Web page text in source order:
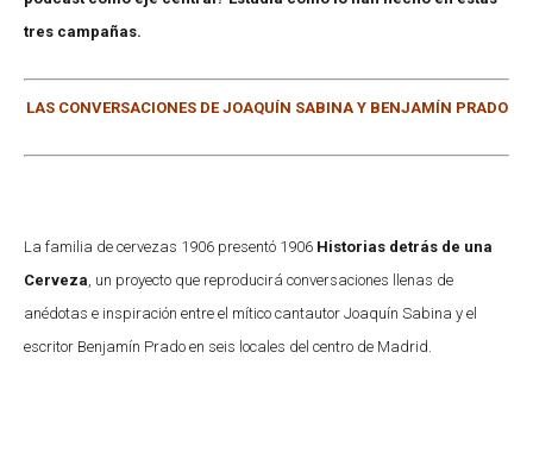
tres campañas.
LAS CONVERSACIONES DE JOAQUÍN SABINA Y BENJAMÍN PRADO
La familia de cervezas 1906 presentó 1906 Historias detrás de una
Cerveza , un proyecto que reproducirá conversaciones llenas de
anédotas e inspiración entre el mítico cantautor Joaquín Sabina y el
escritor Benjamín Prado en seis locales del centro de Madrid.